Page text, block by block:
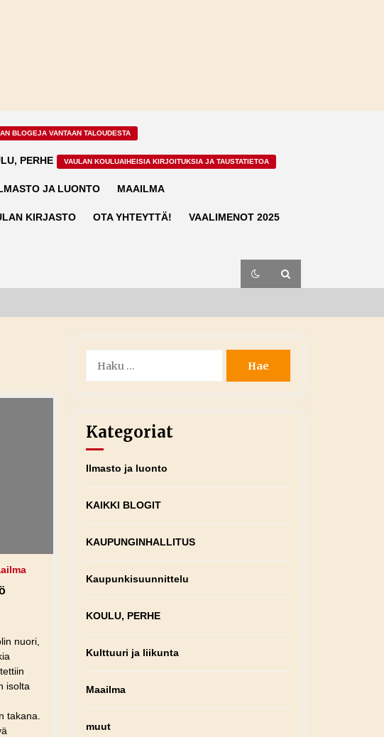
BLOGEJA VANTAAN TALOUDESTA
PERHE VAULAN KOULUAIHEISIA KIRJOITUKSIA JA TAUSTATIETOA
JA LUONTO MAAILMA
KIRJASTO OTA YHTEYTTÄ! VAALIMENOT 2025
nuori,
isolta
takana.
Kategoriat
Ilmasto ja luonto
KAIKKI BLOGIT
KAUPUNGINHALLITUS
Kaupunkisuunnittelu
KOULU, PERHE
Kulttuuri ja liikunta
Maailma
muut